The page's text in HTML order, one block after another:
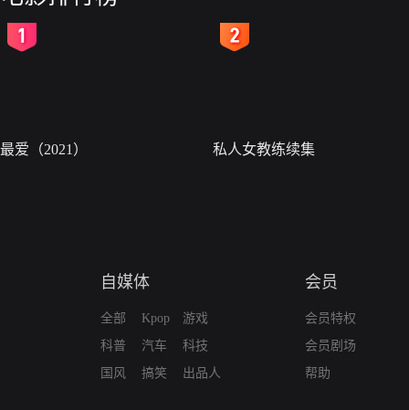
最爱（2021） 私人女教练续集
自媒体
全部
科普
国风
Kpop
汽车
搞笑
游戏
科技
出品人
会员
会员特权
会员剧场
帮助